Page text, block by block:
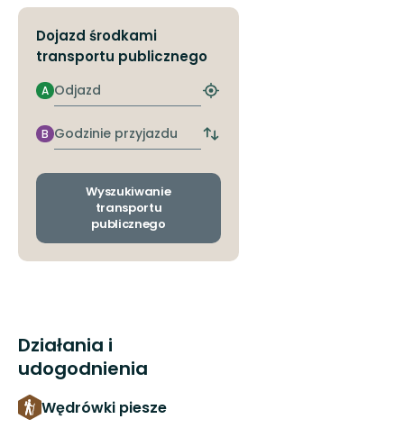
Dojazd środkami
transportu publicznego
Odjazd
A
Znajdź
przystanek
Godzinie
przyjazdu
B
Zmiana
odjazdu
Wyszukiwanie
transportu
publicznego
Działania i
udogodnienia
Wędrówki piesze